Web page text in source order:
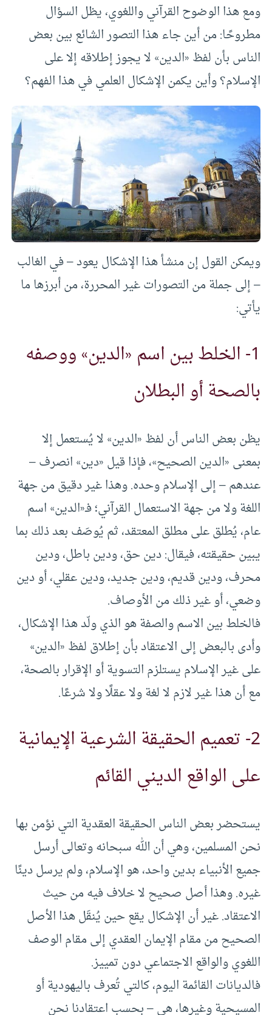
ومع هذا الوضوح القرآني واللغوي، يظل السؤال
مطروحًا: من أين جاء هذا التصور الشائع بين بعض
الناس بأن لفظ «الدين» لا يجوز إطلاقه إلا على
الإسلام؟ وأين يكمن الإشكال العلمي في هذا الفهم؟
ويمكن القول إن منشأ هذا الإشكال يعود – في الغالب
– إلى جملة من التصورات غير المحررة، من أبرزها ما
يأتي:
1- الخلط بين اسم «الدين» ووصفه
بالصحة أو البطلان
يظن بعض الناس أن لفظ «الدين» لا يُستعمل إلا
بمعنى «الدين الصحيح»، فإذا قيل «دين» انصرف –
عندهم – إلى الإسلام وحده. وهذا غير دقيق من جهة
اللغة ولا من جهة الاستعمال القرآني؛ فـ«الدين» اسم
عام، يُطلق على مطلق المعتقد، ثم يُوصَف بعد ذلك بما
يبين حقيقته، فيقال: دين حق، ودين باطل، ودين
محرف، ودين قديم، ودين جديد، ودين عقلي، أو دين
وضعي، أو غير ذلك من الأوصاف.
فالخلط بين الاسم والصفة هو الذي ولّد هذا الإشكال،
وأدى بالبعض إلى الاعتقاد بأن إطلاق لفظ «الدين»
على غير الإسلام يستلزم التسوية أو الإقرار بالصحة،
مع أن هذا غير لازم لا لغة ولا عقلًا ولا شرعًا.
2- تعميم الحقيقة الشرعية الإيمانية
على الواقع الديني القائم
يستحضر بعض الناس الحقيقة العقدية التي نؤمن بها
نحن المسلمين، وهي أن الله سبحانه وتعالى أرسل
جميع الأنبياء بدين واحد، هو الإسلام، ولم يرسل دينًا
غيره. وهذا أصل صحيح لا خلاف فيه من حيث
الاعتقاد. غير أن الإشكال يقع حين يُنقَل هذا الأصل
الصحيح من مقام الإيمان العقدي إلى مقام الوصف
اللغوي والواقع الاجتماعي دون تمييز.
فالديانات القائمة اليوم، كالتي تُعرف باليهودية أو
المسيحية وغيرها، هي – بحسب اعتقادنا نحن